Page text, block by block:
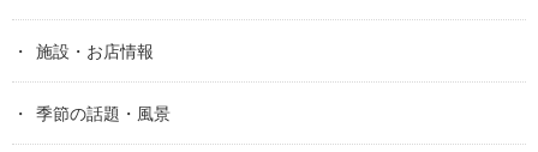
施設・お店情報
季節の話題・風景